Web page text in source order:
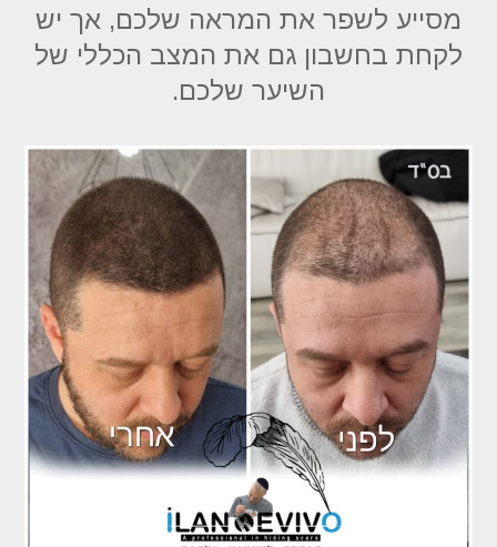
מסייע לשפר את המראה שלכם, אך יש
לקחת בחשבון גם את המצב הכללי של
השיער שלכם.